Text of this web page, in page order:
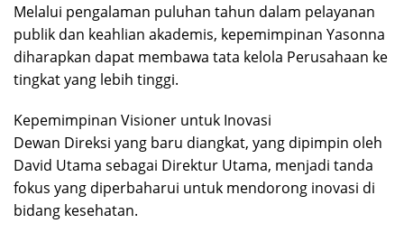
Melalui pengalaman puluhan tahun dalam pelayanan
publik dan keahlian akademis, kepemimpinan Yasonna
diharapkan dapat membawa tata kelola Perusahaan ke
tingkat yang lebih tinggi.
Kepemimpinan Visioner untuk Inovasi
Dewan Direksi yang baru diangkat, yang dipimpin oleh
David Utama sebagai Direktur Utama, menjadi tanda
fokus yang diperbaharui untuk mendorong inovasi di
bidang kesehatan.